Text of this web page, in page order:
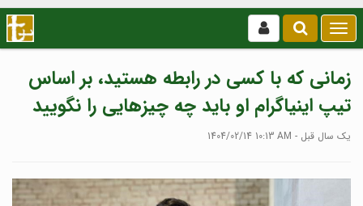
بازکردن
/
منو
زمانی که با کسی در رابطه هستید، بر اساس
تیپ اینیاگرام او باید چه چیزهایی را نگویید
1404/02/14 10:13 AM - یک سال قبل